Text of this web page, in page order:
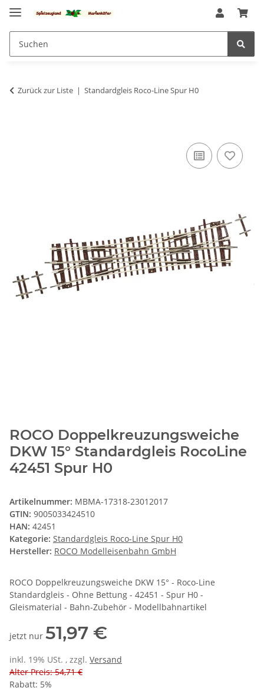
Zurück zur Liste Standardgleis Roco-Line Spur H0
ROCO Doppelkreuzungsweiche
DKW 15° Standardgleis RocoLine
42451 Spur H0
Artikelnummer: MBMA-17318-23012017
GTIN: 9005033424510
HAN: 42451
Kategorie: Standardgleis Roco-Line Spur H0
Hersteller: ROCO Modelleisenbahn GmbH
ROCO Doppelkreuzungsweiche DKW 15° - Roco-Line
Standardgleis - Ohne Bettung - 42451 - Spur H0 -
Gleismaterial - Bahn-Zubehör - Modellbahnartikel
jetzt nur 51,97 €
inkl. 19% USt. , zzgl. Versand
Alter Preis: 54,71 €
Rabatt: 5%